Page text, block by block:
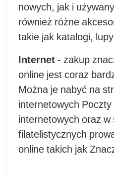
nowych, jak i
również różne
takie jak katalogi,
Internet - zakup
online jest coraz
Można je nabyć na
internetowych
internetowych oraz w
filatelistycznych
online takich jak